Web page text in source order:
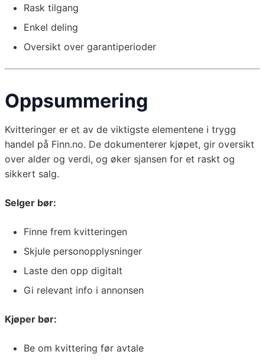
Rask tilgang
Enkel deling
Oversikt over garantiperioder
Oppsummering
Kvitteringer er et av de viktigste elementene i trygg
handel på Finn.no. De dokumenterer kjøpet, gir oversikt
over alder og verdi, og øker sjansen for et raskt og
sikkert salg.
Selger bør:
Finne frem kvitteringen
Skjule personopplysninger
Laste den opp digitalt
Gi relevant info i annonsen
Kjøper bør:
Be om kvittering før avtale